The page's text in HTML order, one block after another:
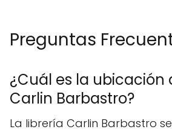
Preguntas
¿Cuál es la ubicación
Carlin Barbastro?
La librería Carlin Barbastro